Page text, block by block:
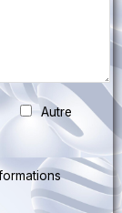
Autre